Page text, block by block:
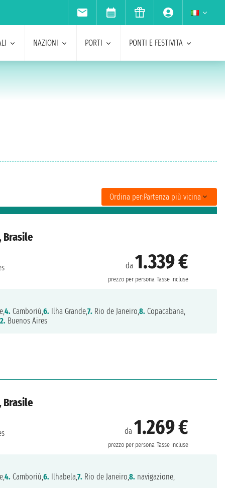
NAZIONI PORTI PONTI E FESTIVITA
Ordina per:Partenza più vicina
Brasile
da 1.339 €
prezzo per persona Tasse incluse
4. Camboriú,6. Ilha Grande,7. Rio de Janeiro,8. Copacabana,
Buenos Aires
Brasile
da 1.269 €
prezzo per persona Tasse incluse
4. Camboriú,6. Ilhabela,7. Rio de Janeiro,8. navigazione,